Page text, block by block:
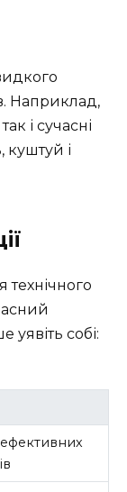
Наприклад,
і сучасні
куштуй і
собі: